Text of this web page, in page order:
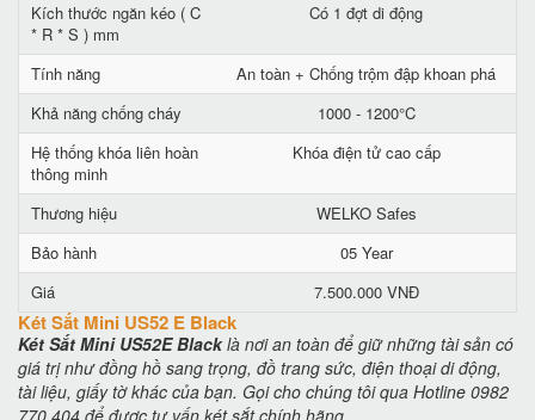
Kích thước ngăn kéo ( C
* R * S ) mm
Có 1 đợt di động
Tính năng
An toàn + Chống trộm đập khoan phá
Khả năng chống cháy
1000 - 1200°C
Hệ thống khóa liên hoàn
thông minh
Khóa điện tử cao cấp
Thương hiệu
WELKO Safes
Bảo hành
05 Year
Giá
7.500.000 VNĐ
Két Sắt Mini US52 E Black
Két Sắt Mini US52E Blacklà nơi an toàn để giữ những tài sản có
giá trị như đồng hồ sang trọng, đồ trang sức, điện thoại di động,
tài liệu, giấy tờ khác của bạn. Gọi cho chúng tôi qua Hotline 0982
770 404 để được tư vấn két sắt chính hãng